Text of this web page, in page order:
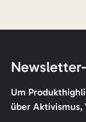
Um
über Aktivismus,